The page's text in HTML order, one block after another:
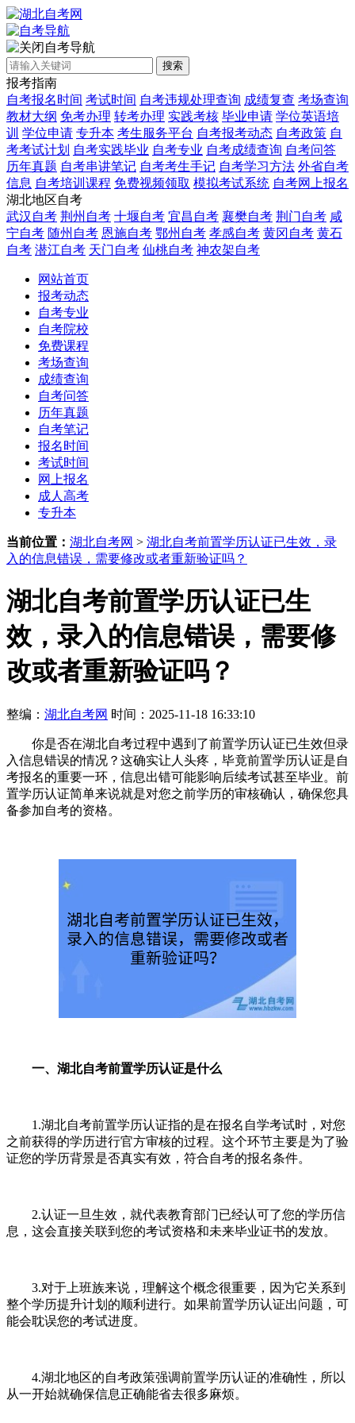
自考导航
搜索
报考指南
自考报名时间 考试时间 自考违规处理查询 成绩复查 考场查询
教材大纲 免考办理 转考办理 实践考核 毕业申请 学位英语培
训 学位申请 专升本 考生服务平台 自考报考动态 自考政策 自
考考试计划 自考实践毕业 自考专业 自考成绩查询 自考问答
历年真题 自考串讲笔记 自考考生手记 自考学习方法 外省自考
信息 自考培训课程 免费视频领取 模拟考试系统 自考网上报名
湖北地区自考
武汉自考 荆州自考 十堰自考 宜昌自考 襄樊自考 荆门自考 咸
宁自考 随州自考 恩施自考 鄂州自考 孝感自考 黄冈自考 黄石
自考 潜江自考 天门自考 仙桃自考 神农架自考
网站首页
报考动态
自考专业
自考院校
免费课程
考场查询
成绩查询
自考问答
历年真题
自考笔记
报名时间
考试时间
网上报名
成人高考
专升本
当前位置： 湖北自考网 > 湖北自考前置学历认证已生效，录
入的信息错误，需要修改或者重新验证吗？
湖北自考前置学历认证已生
效，录入的信息错误，需要修
改或者重新验证吗？
整编： 湖北自考网 时间：2025-11-18 16:33:10
你是否在湖北自考过程中遇到了前置学历认证已生效但录
入信息错误的情况？这确实让人头疼，毕竟前置学历认证是自
考报名的重要一环，信息出错可能影响后续考试甚至毕业。前
置学历认证简单来说就是对您之前学历的审核确认，确保您具
备参加自考的资格。
一、湖北自考前置学历认证是什么
1.湖北自考前置学历认证指的是在报名自学考试时，对您
之前获得的学历进行官方审核的过程。这个环节主要是为了验
证您的学历背景是否真实有效，符合自考的报名条件。
2.认证一旦生效，就代表教育部门已经认可了您的学历信
息，这会直接关联到您的考试资格和未来毕业证书的发放。
3.对于上班族来说，理解这个概念很重要，因为它关系到
整个学历提升计划的顺利进行。如果前置学历认证出问题，可
能会耽误您的考试进度。
4.湖北地区的自考政策强调前置学历认证的准确性，所以
从一开始就确保信息正确能省去很多麻烦。